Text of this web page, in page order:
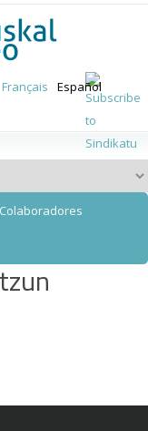
Français Español
Colaboradores